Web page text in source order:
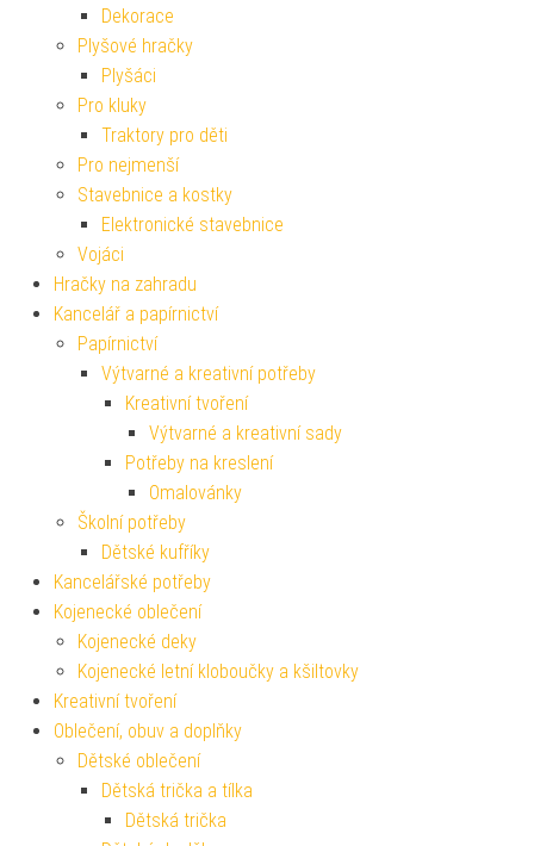
Dekorace
Plyšové hračky
Plyšáci
Pro kluky
Traktory pro děti
Pro nejmenší
Stavebnice a kostky
Elektronické stavebnice
Vojáci
Hračky na zahradu
Kancelář a papírnictví
Papírnictví
Výtvarné a kreativní potřeby
Kreativní tvoření
Výtvarné a kreativní sady
Potřeby na kreslení
Omalovánky
Školní potřeby
Dětské kufříky
Kancelářské potřeby
Kojenecké oblečení
Kojenecké deky
Kojenecké letní kloboučky a kšiltovky
Kreativní tvoření
Oblečení, obuv a doplňky
Dětské oblečení
Dětská trička a tílka
Dětská trička